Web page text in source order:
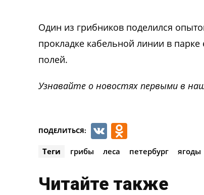
Один из грибников поделился
прокладке кабельной линии в
полей.
Узнавайте о новостях первыми в
ПОДЕЛИТЬСЯ: VK
Теги грибы леса петербург ягоды
Читайте также